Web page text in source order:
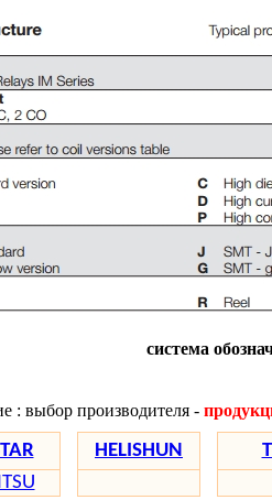
система
: выбор производителя -
HELISHUN